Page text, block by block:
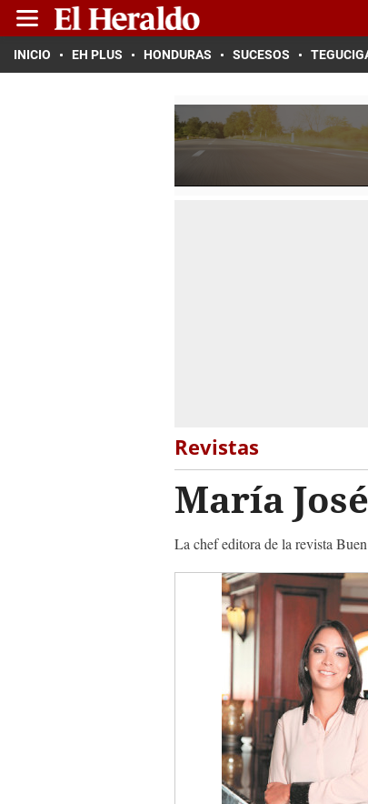
INICIO EH PLUS HONDURAS SUCESOS
Revistas
María
La chef editora de la revista